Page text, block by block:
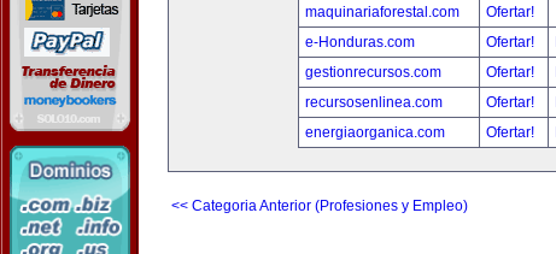
maquinariaforestal.com
Ofertar!
e-Honduras.com
Ofertar!
gestionrecursos.com
Ofertar!
recursosenlinea.com
Ofertar!
energiaorganica.com
Ofertar!
<< Categoria Anterior (Profesiones y Empleo)